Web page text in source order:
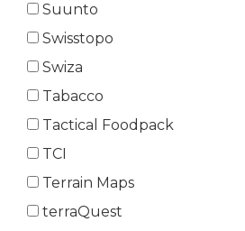
Suunto
Swisstopo
Swiza
Tabacco
Tactical Foodpack
TCI
Terrain Maps
terraQuest